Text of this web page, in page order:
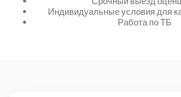
Индивидуальные условия для
Работа по ТБ